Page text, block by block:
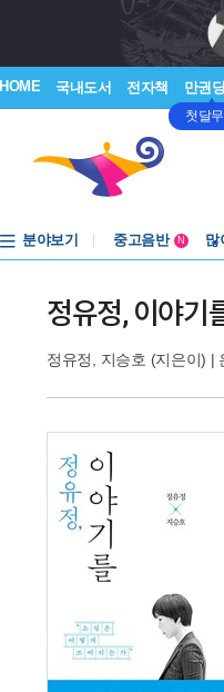
HOME 국내도서 전자책 만권당
첫달
분야보기
중고음반
중고음반
N 많
정유정, 이야기
정유정 지승호 (지은이) |